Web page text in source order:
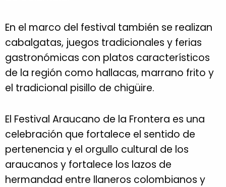
En el marco del festival también se realizan
cabalgatas, juegos tradicionales y ferias
gastronómicas con platos característicos
de la región como hallacas, marrano frito y
el tradicional pisillo de chigüire.
El Festival Araucano de la Frontera es una
celebración que fortalece el sentido de
pertenencia y el orgullo cultural de los
araucanos y fortalece los lazos de
hermandad entre llaneros colombianos y